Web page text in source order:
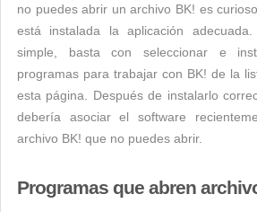
no puedes abrir un archivo BK! es
está instalada la aplicación
simple, basta con seleccionar e
programas para trabajar con BK! de la
esta página. Después de instalarlo
debería asociar el software
archivo BK! que no puedes abrir.
Programas que abren